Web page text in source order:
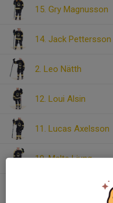
15. Gry Magnusson
14. Jack Pettersson
2. Leo Nätth
12. Loui Alsin
11. Lucas Axelsson
10. Malte Ljung
1. Oliwer Johansson